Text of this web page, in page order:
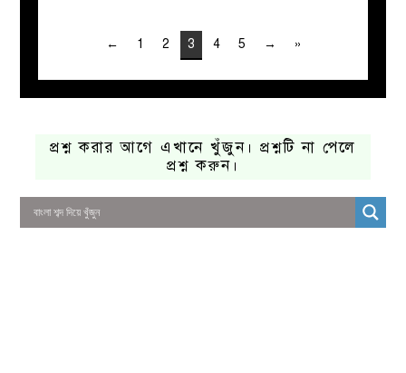
← 1 2 3 4 5 → »
প্রশ্ন করার আগে এখানে খুঁজুন। প্রশ্নটি না পেলে
প্রশ্ন করুন।